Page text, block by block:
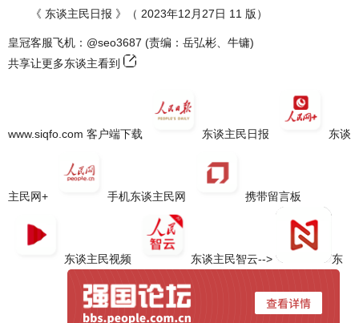
《 东谈主民日报 》（ 2023年12月27日 11 版）
皇冠客服飞机：@seo3687 (责编：岳弘彬、牛镛)
共享让更多东谈主看到
www.siqfo.com 客户端下载 东谈主民日报 东谈
主民网+ 手机东谈主民网 携带留言板
东谈主民视频 东谈主民智云--> 东